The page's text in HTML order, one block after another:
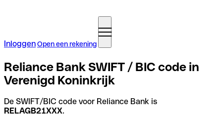
InloggenOpen een rekening
Reliance Bank SWIFT / BIC code in
Verenigd Koninkrijk
De SWIFT/BIC code voor Reliance Bank is
RELAGB21XXX.